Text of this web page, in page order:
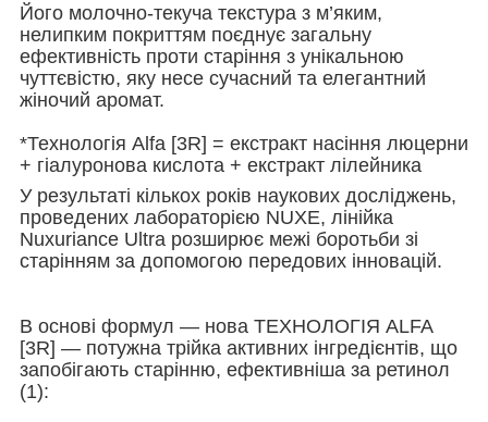
Його молочно-текуча текстура з м’яким,
нелипким покриттям поєднує загальну
ефективність проти старіння з унікальною
чуттєвістю, яку несе сучасний та елегантний
жіночий аромат.
*Технологія Alfa [3R] = екстракт насіння люцерни
+ гіалуронова кислота + екстракт лілейника
У результаті кількох років наукових досліджень,
проведених лабораторією NUXE, лінійка
Nuxuriance Ultra розширює межі боротьби зі
старінням за допомогою передових інновацій.
В основі формул — нова ТЕХНОЛОГІЯ ALFA
[3R] — потужна трійка активних інгредієнтів, що
запобігають старінню, ефективніша за ретинол
(1):